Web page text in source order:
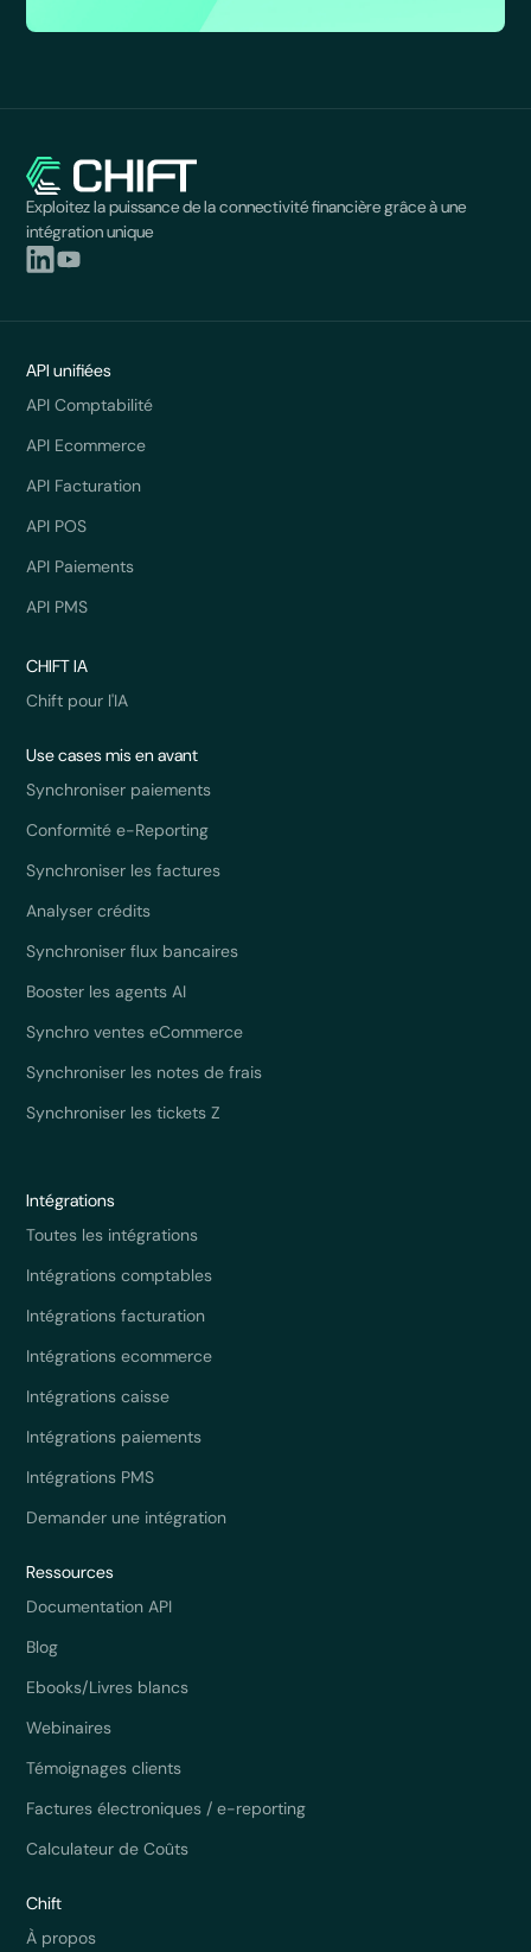
Exploitez la puissance de la connectivité financière grâce à une
intégration unique
API unifiées
API Comptabilité
API Ecommerce
API Facturation
API POS
API Paiements
API PMS
CHIFT IA
Chift pour l'IA
Use cases mis en avant
Synchroniser paiements
Conformité e-Reporting
Synchroniser les factures
Analyser crédits
Synchroniser flux bancaires
Booster les agents AI
Synchro ventes eCommerce
Synchroniser les notes de frais
Synchroniser les tickets Z
Intégrations
Toutes les intégrations
Intégrations comptables
Intégrations facturation
Intégrations ecommerce
Intégrations caisse
Intégrations paiements
Intégrations PMS
Demander une intégration
Ressources
Documentation API
Blog
Ebooks/Livres blancs
Webinaires
Témoignages clients
Factures électroniques / e-reporting
Calculateur de Coûts
Chift
À propos